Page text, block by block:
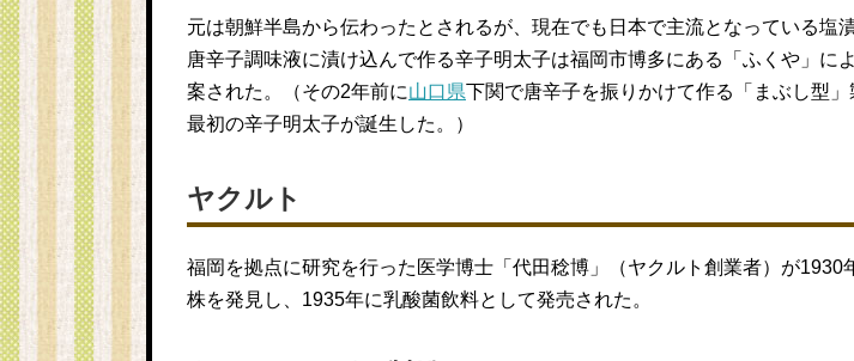
元は朝鮮半島から伝わったとされるが、現在でも日本で主流となっている塩
唐辛子調味液に漬け込んで作る辛子明太子は福岡市博多にある「ふくや」に
案された。（その2年前に山口県下関で唐辛子を振りかけて作る「まぶし型
最初の辛子明太子が誕生した。）
ヤクルト
福岡を拠点に研究を行った医学博士「代田稔博」（ヤクルト創業者）が1930
株を発見し、1935年に乳酸菌飲料として発売された。